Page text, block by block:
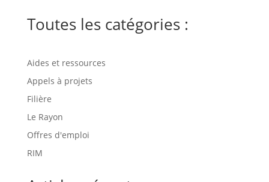
Toutes les catégories :
Aides et ressources
Appels à projets
Filière
Le Rayon
Offres d'emploi
RIM